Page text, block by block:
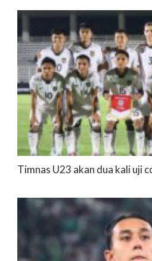
Timnas U23 akan dua kali uji